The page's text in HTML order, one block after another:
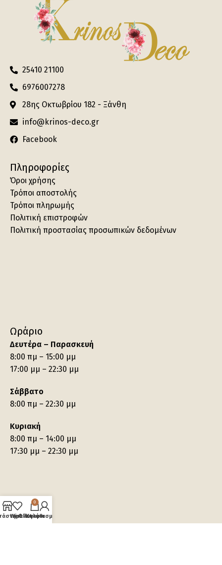
25410 21100
6976007278
28ης Οκτωβρίου 182 - Ξάνθη
info@krinos-deco.gr
Facebook
Πληροφορίες
Όροι χρήσης
Τρόποι αποστολής
Τρόποι πληρωμής
Πολιτική επιστροφών
Πολιτική προστασίας προσωπικών δεδομένων
Ωράριο
Δευτέρα – Παρασκευή
8:00 πμ – 15:00 μμ
17:00 μμ – 22:30 μμ
Σάββατο
8:00 πμ – 22:30 μμ
Κυριακή
8:00 πμ – 14:00 μμ
17:30 μμ – 22:30 μμ
Wishlist
0
Καλάθι
Ο λογαριασμός μου